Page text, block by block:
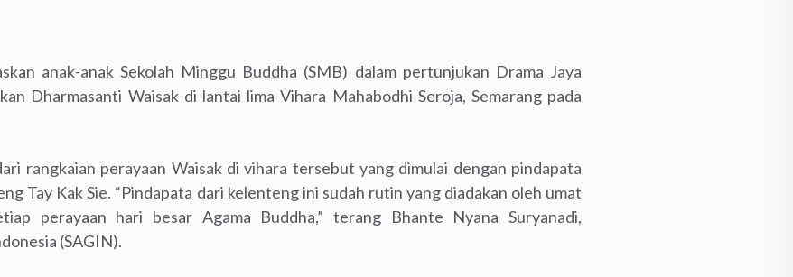
anak-anak Sekolah Minggu Buddha (SMB) dalam pertunjukan Drama Jaya
Dharmasanti Waisak di lantai lima Vihara Mahabodhi Seroja, Semarang pada
rangkaian perayaan Waisak di vihara tersebut yang dimulai dengan pindapata
Tay Kak Sie. “Pindapata dari kelenteng ini sudah rutin yang diadakan oleh umat
perayaan hari besar Agama Buddha,” terang Bhante Nyana Suryanadi,
(SAGIN).